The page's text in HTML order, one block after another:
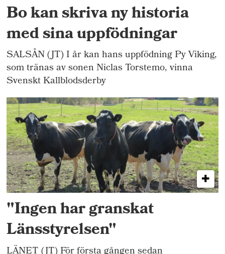
Bo kan skriva ny historia
med sina uppfödningar
SALSÅN (JT) I år kan hans uppfödning Py Viking,
som tränas av sonen Niclas Torstemo, vinna
Svenskt Kallblodsderby
"Ingen har granskat
Länsstyrelsen"